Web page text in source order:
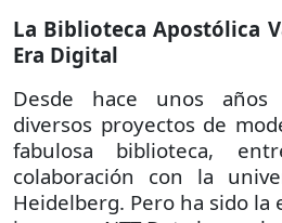
La Biblioteca Apostólica
Era Digital
Desde hace unos
diversos proyectos de
fabulosa biblioteca,
colaboración con la
Heidelberg. Pero ha sido la